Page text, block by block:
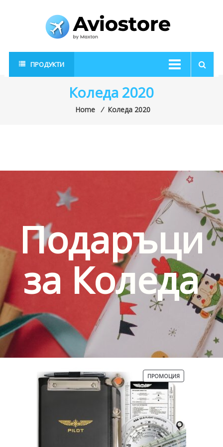
AvioStore
Авиационен
магазин
ПРОДУКТИ
Коледа 2020
Home ⁄ Коледа 2020
Подаръци
за Коледа
ПРОМОЦИЯПРОДУКТ
С